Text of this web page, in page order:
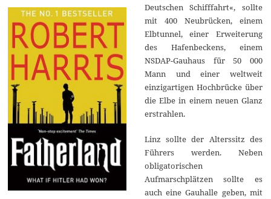
Deutschen Schifffahrt«, sollte
mit 400 Neubrücken, einem
Elbtunnel, einer Erweiterung
des Hafenbeckens, einem
NSDAP-Gauhaus für 50 000
Mann und einer weltweit
einzigartigen Hochbrücke über
die Elbe in einem neuen Glanz
erstrahlen.
Linz sollte der Alterssitz des
Führers werden. Neben
obligatorischen
Aufmarschplätzen sollte es
auch eine Gauhalle geben, mit